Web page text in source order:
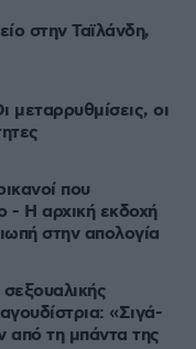
στην Ταϊλάνδη,
μεταρρυθμίσεις, οι
που
- Η αρχική εκδοχή
στην απολογία
«Σιγά-
από τη μπάντα της